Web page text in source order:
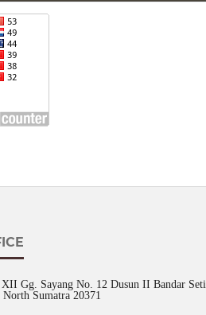
XII Gg. Sayang No. 12 Dusun II Bandar
Sumatra 20371